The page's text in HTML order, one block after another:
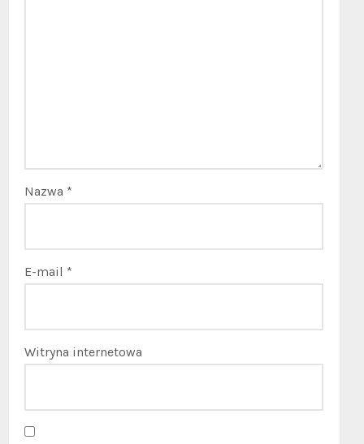
Nazwa *
E-mail *
Witryna internetowa